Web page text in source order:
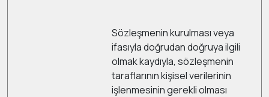
Sözleşmenin kurulması veya
ifasıyla doğrudan doğruya ilgili
olmak kaydıyla, sözleşmenin
taraflarının kişisel verilerinin
işlenmesinin gerekli olması